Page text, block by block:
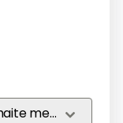
Je suis salarié·e en poste et souhaite me former